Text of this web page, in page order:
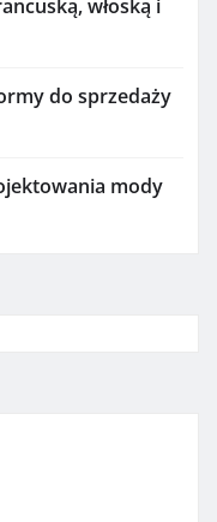
włoską i
do sprzedaży
mody